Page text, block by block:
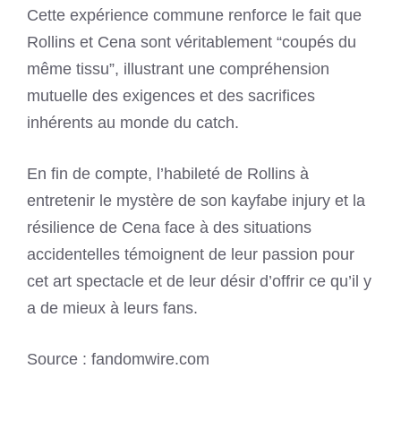
Cette expérience commune renforce le fait que
Rollins et Cena sont véritablement “coupés du
même tissu”, illustrant une compréhension
mutuelle des exigences et des sacrifices
inhérents au monde du catch.
En fin de compte, l’habileté de Rollins à
entretenir le mystère de son kayfabe injury et la
résilience de Cena face à des situations
accidentelles témoignent de leur passion pour
cet art spectacle et de leur désir d’offrir ce qu’il y
a de mieux à leurs fans.
Source : fandomwire.com